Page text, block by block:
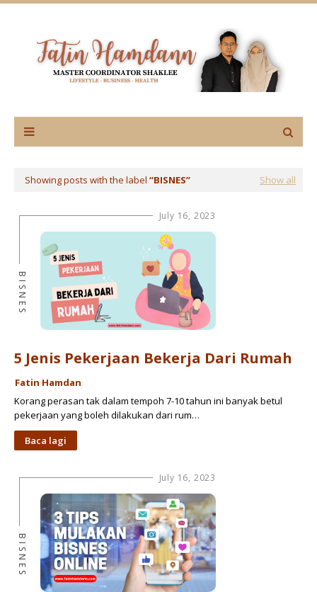
Showing posts with the label BISNES Show all
July 16, 2023
BISNES
5 Jenis Pekerjaan Bekerja Dari Rumah
Fatin Hamdan
Korang perasan tak dalam tempoh 7-10 tahun ini banyak betul
pekerjaan yang boleh dilakukan dari rum…
Baca lagi
July 16, 2023
BISNES